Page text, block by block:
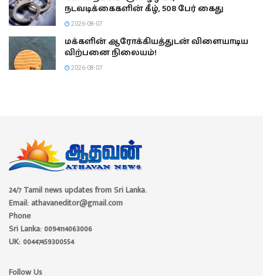
நடவடிக்கைகளின் கீழ், 508 பேர் கைது
2026-08-07
மக்களின் ஆரோக்கியத்துடன் விளையாடிய
விற்பனை நிலையம்!
2026-08-07
24/7 Tamil news updates from Sri Lanka.
Email: athavaneditor@gmail.com
Phone
Sri Lanka: 0094114063006
UK: 00447459300554
Follow Us